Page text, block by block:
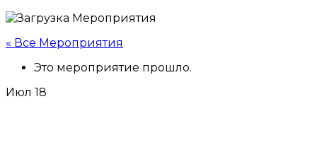
« Все Мероприятия
Это мероприятие прошло.
Июл 18